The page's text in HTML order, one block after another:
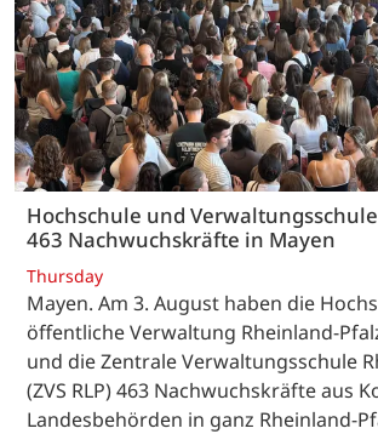
Hochschule und
463 Nachwuchskräfte in Mayen
Thursday
Mayen. Am 3. August haben die
öffentliche Verwaltung Rheinland-
und die Zentrale Verwaltungsschule
(ZVS RLP) 463 Nachwuchskräfte aus
Landesbehörden in ganz Rheinland-